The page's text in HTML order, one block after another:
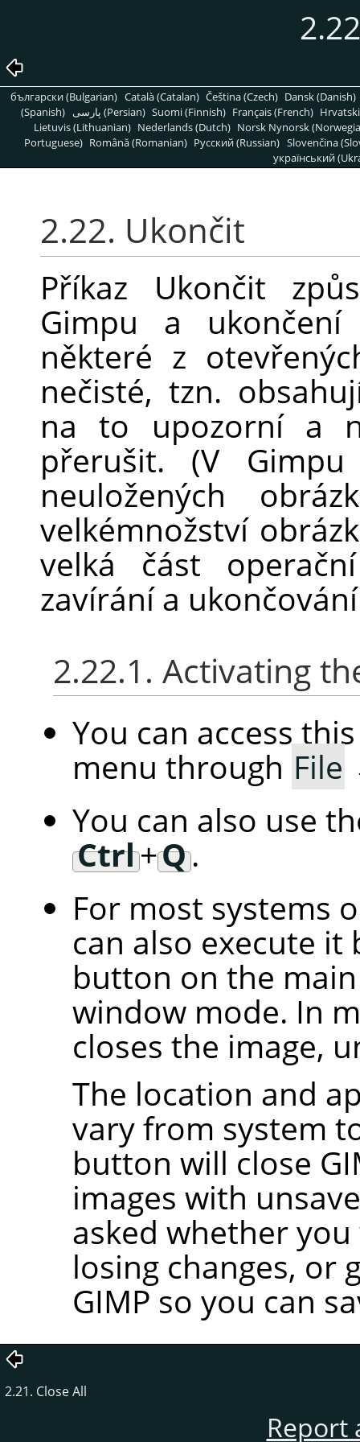
български (Bulgarian) Català (Catalan) Čeština (Czech) Dansk (Danish)
(Spanish)
پارسی (Persian) Suomi (Finnish) Français (French)
Lietuvis (Lithuanian) Nederlands (Dutch) Norsk Nynorsk
Portuguese) Română (Romanian) Pусский (Russian) Slovenčina
український
2.22. Ukončit
Příkaz Ukončit
Gimpu a
některé z
nečisté, tzn.
na to upozorní a
přerušit. (V
neuložených
velkémnožství
velká část
zavírání a
2.22.1. Activating
You can access
menu through File
You can also use
Ctrl+Q.
For most systems
can also execute
button on the
window mode. In
closes the image,
The location and
vary from system
button will close
images with
asked whether
losing changes, or
GIMPso you can
2.21. Close All
Report